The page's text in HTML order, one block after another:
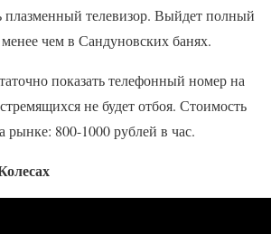
плазменный телевизор. Выйдет полный
чем в Сандуновских банях.
показать телефонный номер на
не будет отбоя. Стоимость
рынке: 800-1000 рублей в час.